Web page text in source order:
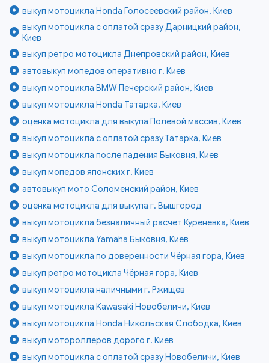
выкуп мотоцикла Honda Голосеевский район, Киев
выкуп мотоцикла с оплатой сразу Дарницкий район,
Киев
выкуп ретро мотоцикла Днепровский район, Киев
автовыкуп мопедов оперативно г. Киев
выкуп мотоцикла BMW Печерский район, Киев
выкуп мотоцикла Honda Татарка, Киев
оценка мотоцикла для выкупа Полевой массив, Киев
выкуп мотоцикла с оплатой сразу Татарка, Киев
выкуп мотоцикла после падения Быковня, Киев
выкуп мопедов японских г. Киев
автовыкуп мото Соломенский район, Киев
оценка мотоцикла для выкупа г. Вышгород
выкуп мотоцикла безналичный расчет Куреневка, Киев
выкуп мотоцикла Yamaha Быковня, Киев
выкуп мотоцикла по доверенности Чёрная гора, Киев
выкуп ретро мотоцикла Чёрная гора, Киев
выкуп мотоцикла наличными г. Ржищев
выкуп мотоцикла Kawasaki Новобеличи, Киев
выкуп мотоцикла Honda Никольская Слободка, Киев
выкуп мотороллеров дорого г. Киев
выкуп мотоцикла с оплатой сразу Новобеличи, Киев